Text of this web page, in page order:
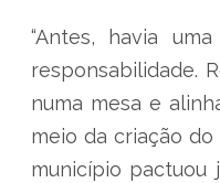
“Antes, havia
responsabilidade.
numa mesa e
meio da criação do
município pactuou